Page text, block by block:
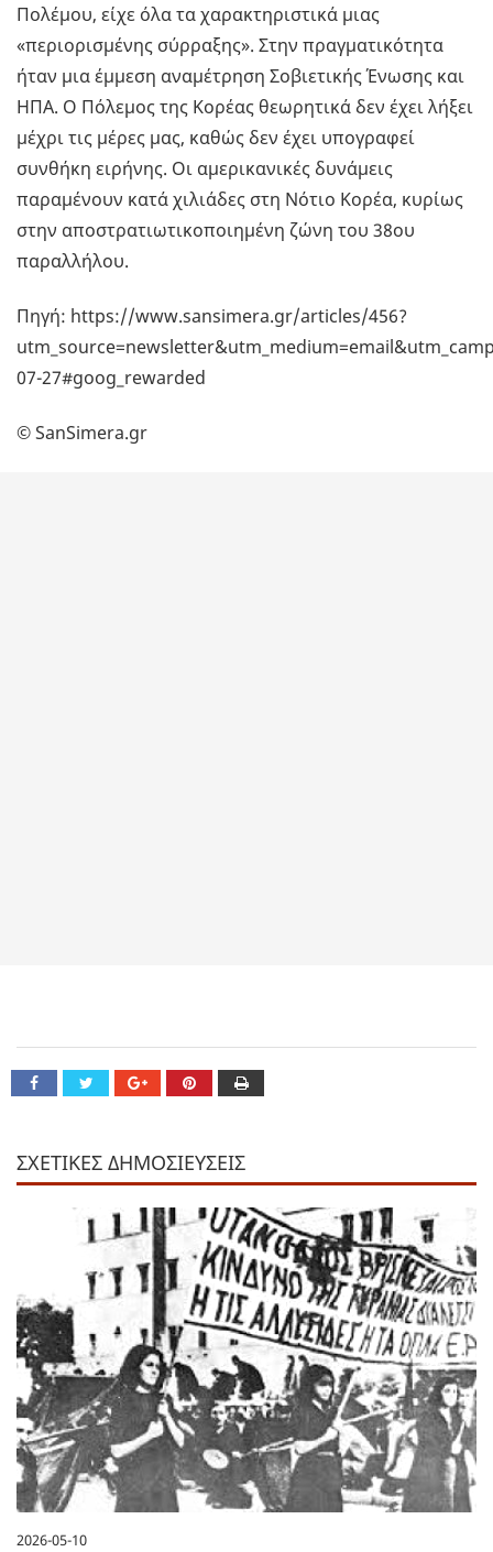
Πολέμου, είχε όλα τα χαρακτηριστικά μιας
«περιορισμένης σύρραξης». Στην πραγματικότητα
ήταν μια έμμεση αναμέτρηση Σοβιετικής Ένωσης και
ΗΠΑ. Ο Πόλεμος της Κορέας θεωρητικά δεν έχει λήξει
μέχρι τις μέρες μας, καθώς δεν έχει υπογραφεί
συνθήκη ειρήνης. Οι αμερικανικές δυνάμεις
παραμένουν κατά χιλιάδες στη Νότιο Κορέα, κυρίως
στην αποστρατιωτικοποιημένη ζώνη του 38ου
παραλλήλου.
Πηγή: https://www.sansimera.gr/articles/456?
07-27#goog_rewarded
© SanSimera.gr
ΣΧΕΤΙΚΕΣ ΔΗΜΟΣΙΕΥΣΕΙΣ
2026-05-10